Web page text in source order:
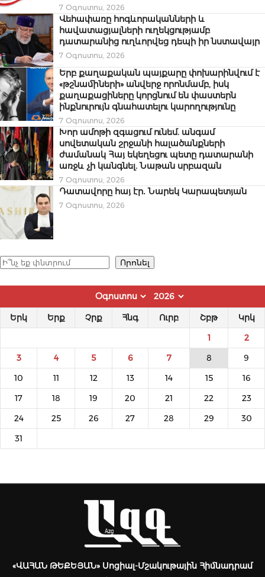
7 Օգոստոս, 2026
Վեհափառը հոգևորականների և
հավատացյալների ուղեկցությամբ
դատարանից ուղևորվեց դեպի իր նստավայր
7 Օգոստոս, 2026
Երբ քաղաքական պայքարը փոխարինվում է
«թշնամիների» անվերջ որոնմամբ, իսկ
քաղաքացիները կորցնում են փաստերն
ինքնուրույն գնահատելու կարողությունը
7 Օգոստոս, 2026
Խոր ամոթի զգացում ունեմ. անգամ
սովետական շրջանի հալածանքների
ժամանակ Հայ եկեղեցու պետը դատարանի
առջև չի կանգնել. Նաթան սրբազան
7 Օգոստոս, 2026
Դատավորը հայ էր․ Նարեկ Կարապետյան
7 Օգոստոս, 2026
Որոնել Որոնել
Երկ Երք Չրք Հնգ Ուրբ Շբթ Կրկ
1 2
3 4 5 6 7 8 9
10 11 12 13 14 15 16
17 18 19 20 21 22 23
24 25 26 27 28 29 30
31
«ՎԱՀԱՆ ԹԵՔԵՅԱՆ» Սոցիալ-Մշակութային Հիմնադրամ